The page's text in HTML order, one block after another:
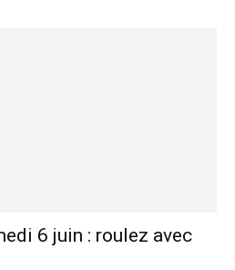
6 juin : roulez avec